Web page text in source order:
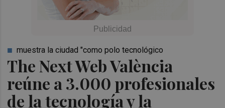
The Next Web València
reúne a 3.000 profesionales
de la tecnología y la
muestra la ciudad "como polo tecnológico